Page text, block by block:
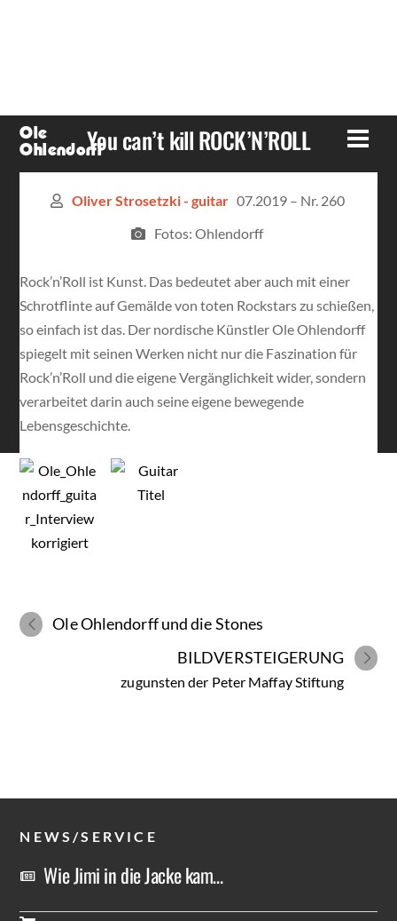
Ole
OhlendorffYou can’t kill ROCK’N’ROLL
Oliver Strosetzki - guitar 07.2019 – Nr. 260
Fotos: Ohlendorff
Rock’n’Roll ist Kunst. Das bedeutet aber auch mit einer
Schrotflinte auf Gemälde von toten Rockstars zu schießen,
so einfach ist das. Der nordische Künstler Ole Ohlendorff
spiegelt mit seinen Werken nicht nur die Faszination für
Rock’n’Roll und die eigene Vergänglichkeit wider, sondern
verarbeitet darin auch seine eigene bewegende
Lebensgeschichte.
Ole Ohlendorff und die Stones
BILDVERSTEIGERUNG
zugunsten der Peter Maffay Stiftung
NEWS/SERVICE
Wie Jimi in die Jacke kam…